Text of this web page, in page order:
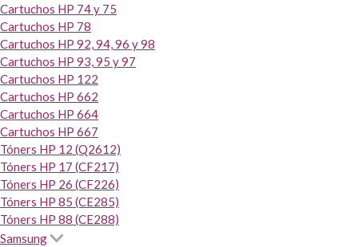
Cartuchos HP 74 y 75
Cartuchos HP 78
Cartuchos HP 92, 94, 96 y 98
Cartuchos HP 93, 95 y 97
Cartuchos HP 122
Cartuchos HP 662
Cartuchos HP 664
Cartuchos HP 667
Tóners HP 12 (Q2612)
Tóners HP 17 (CF217)
Tóners HP 26 (CF226)
Tóners HP 85 (CE285)
Tóners HP 88 (CE288)
Samsung